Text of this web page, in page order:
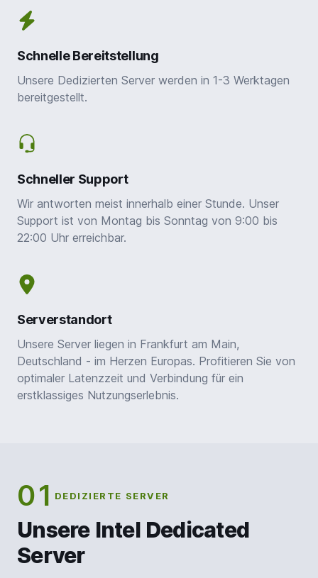
Schnelle Bereitstellung
Unsere Dedizierten Server werden in 1-3 Werktagen
bereitgestellt.
Schneller Support
Wir antworten meist innerhalb einer Stunde. Unser
Support ist von Montag bis Sonntag von 9:00 bis
22:00 Uhr erreichbar.
Serverstandort
Unsere Server liegen in Frankfurt am Main,
Deutschland - im Herzen Europas. Profitieren Sie von
optimaler Latenzzeit und Verbindung für ein
erstklassiges Nutzungserlebnis.
01 DEDIZIERTE SERVER
Unsere Intel Dedicated
Server